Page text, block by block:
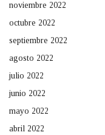
noviembre 2022
octubre 2022
septiembre 2022
agosto 2022
julio 2022
junio 2022
mayo 2022
abril 2022